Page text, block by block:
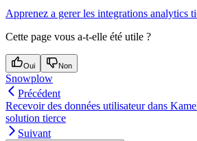
Apprenez a gerer les integrations analytics
Cette page vous a-t-elle été utile ?
Oui Non
Snowplow
Précédent
Recevoir des données utilisateur dans
solution tierce
Suivant